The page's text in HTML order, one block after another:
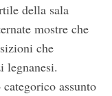
della sala
mostre che
che
legnanesi.
assunto